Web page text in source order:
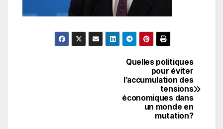
Quelles politiques
pour éviter
l’accumulation des
tensions
économiques dans
un monde en
mutation?